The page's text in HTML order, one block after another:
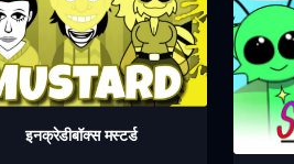
इनक्रेडीबॉक्स मस्टर्ड